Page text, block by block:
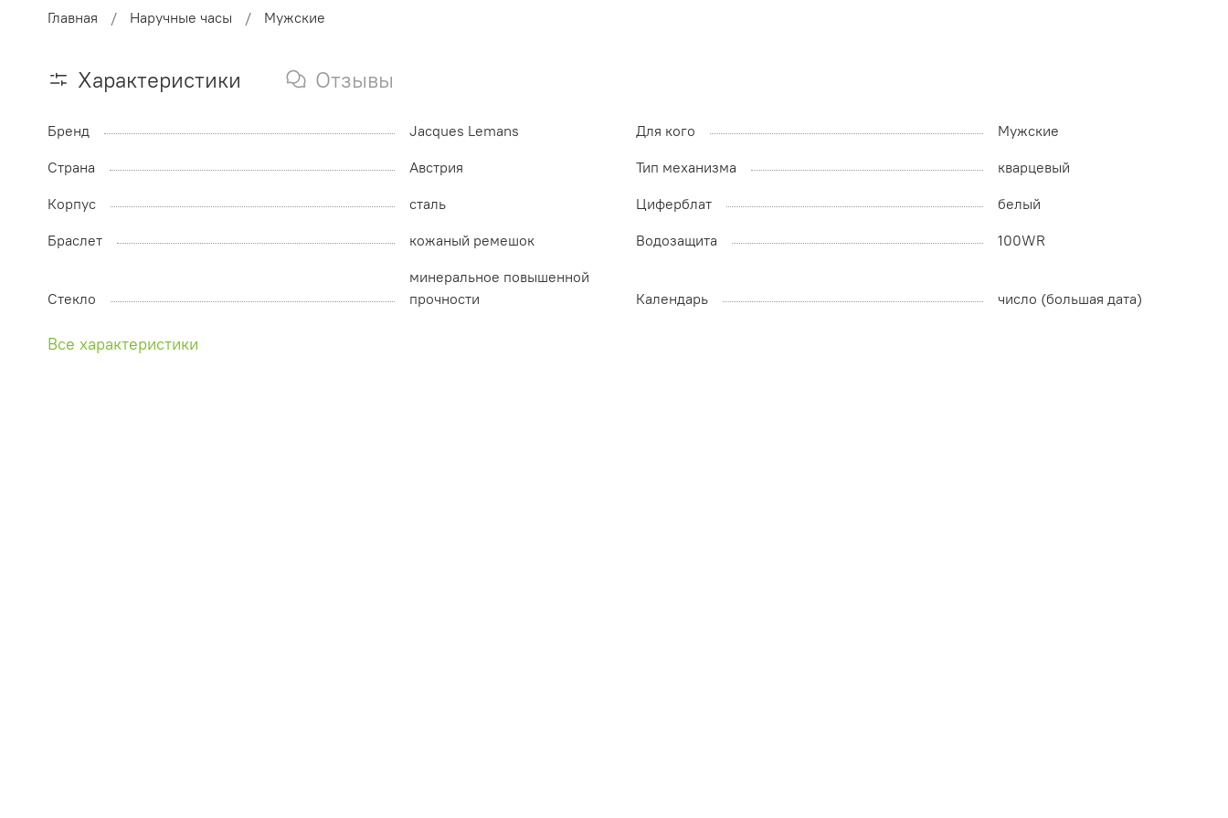
Главная Наручные часы Мужские
Характеристики Отзывы
Бренд Jacques Lemans Для кого
Мужские
Страна
Австрия Тип механизма
кварцевый
Корпус
сталь Циферблат
белый
Браслет
кожаный ремешок Водозащита 100WR
Стекло
минеральное повышенной
прочности
Календарь число (большая дата)
Все характеристики